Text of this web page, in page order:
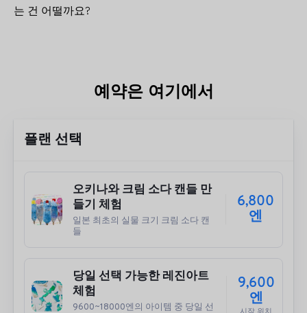
는 건 어떨까요?
예약은 여기에서
플랜 선택
오키나와 크림 소다 캔들 만
들기 체험
일본 최초의 실물 크기 크림 소다 캔
들
6,800
엔
당일 선택 가능한 레진아트
체험
9600~18000엔의 아이템 중 당일 선
9,600
엔
시작 위치